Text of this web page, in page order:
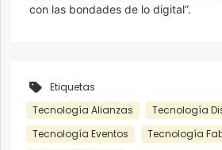
con las bondades de lo digital”.
Etiquetas
Tecnología Alianzas
Tecnología
Tecnología Eventos
Tecnología